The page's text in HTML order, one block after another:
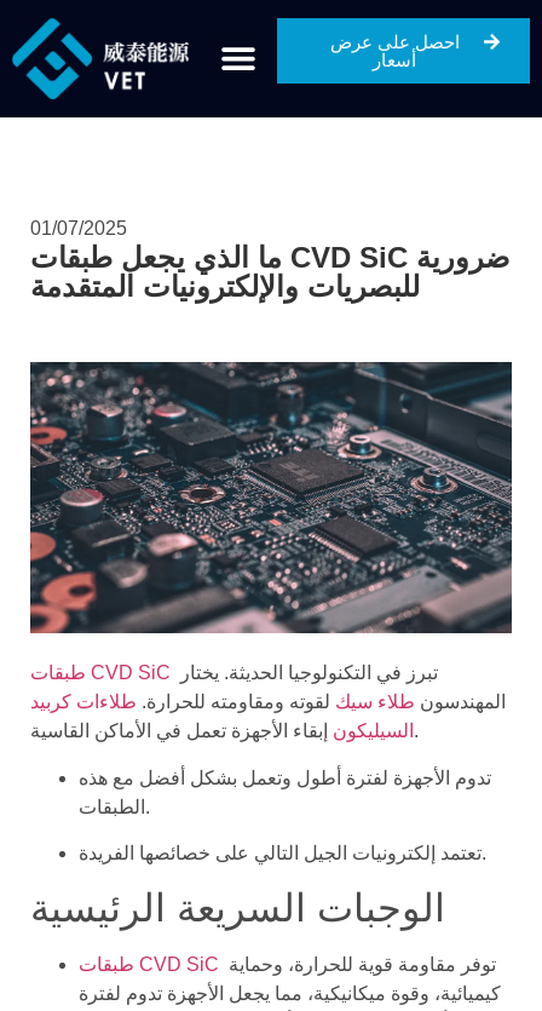
احصل على عرض
أسعار
01/07/2025
ما الذي يجعل طبقات CVD SiC ضرورية
طبقات CVD SiC
المهندسون طلاء سيك لقوته ومقاومته للحرارة. طلاءات كربيد
السيليكون إبقاء الأجهزة تعمل في الأماكن القاسية.
تدوم الأجهزة لفترة أطول وتعمل بشكل أفضل مع هذه
الطبقات.
تعتمد إلكترونيات الجيل التالي على خصائصها الفريدة.
الوجبات السريعة الرئيسية
طبقات CVD SiC
كيميائية، وقوة ميكانيكية، مما يجعل الأجهزة تدوم لفترة